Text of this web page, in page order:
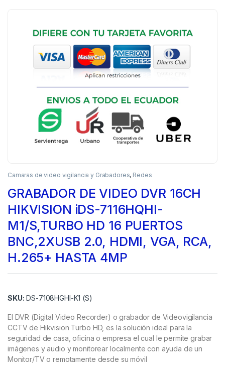
Camaras de video vigilancia y Grabadores, Redes
GRABADOR DE VIDEO DVR 16CH
HIKVISION iDS-7116HQHI-
M1/S,TURBO HD 16 PUERTOS
BNC,2XUSB 2.0, HDMI, VGA, RCA,
H.265+ HASTA 4MP
SKU: DS-7108HGHI-K1 (S)
El DVR (Digital Video Recorder) o grabador de Videovigilancia
CCTV de Hikvision Turbo HD, es la solución ideal para la
seguridad de casa, oficina o empresa el cual le permite grabar
imágenes y audio y monitorear localmente con ayuda de un
Monitor/TV o remotamente desde su móvil